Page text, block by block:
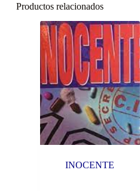
Productos relacionados
INOCENTE